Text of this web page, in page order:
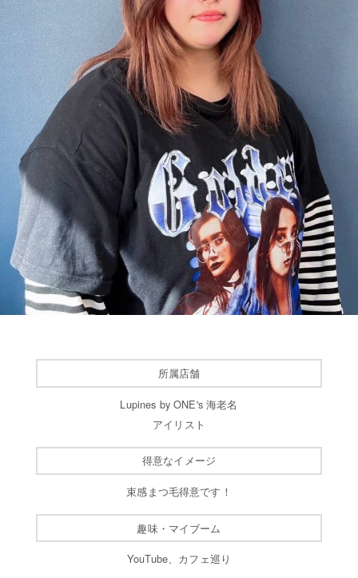
所属店舗
Lupines by ONE's 海老名
アイリスト
得意なイメージ
束感まつ毛得意です！
趣味・マイブーム
YouTube、カフェ巡り